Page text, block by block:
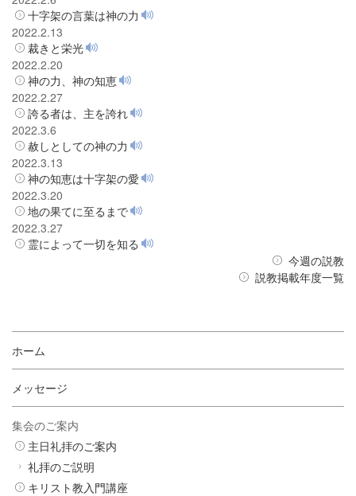
十字架の言葉は神の力
2022.2.13
裁きと栄光
2022.2.20
神の力、神の知恵
2022.2.27
誇る者は、主を誇れ
2022.3.6
赦しとしての神の力
2022.3.13
神の知恵は十字架の愛
2022.3.20
地の果てに至るまで
2022.3.27
霊によって一切を知る
今週の説教
説教掲載年度一覧
ホーム
メッセージ
集会のご案内
主日礼拝のご案内
礼拝のご説明
キリスト教入門講座